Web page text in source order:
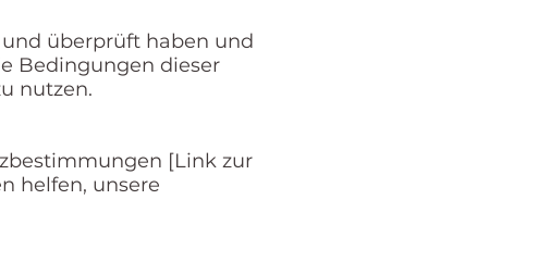
und überprüft haben und
Bedingungen dieser
nutzen.
[Link zur
helfen, unsere